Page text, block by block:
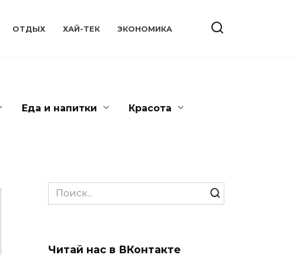
ОТДЫХ ХАЙ-ТЕК ЭКОНОМИКА
Еда и напитки Красота
Search
for:
Читай нас в ВКонтакте